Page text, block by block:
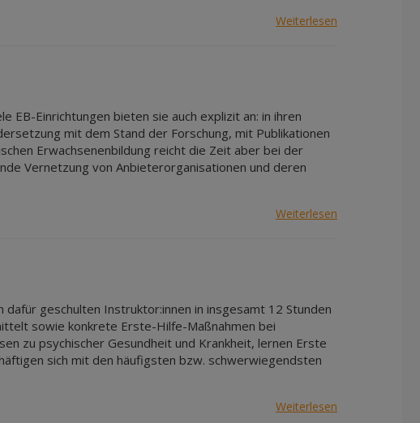
Weiterlesen
EB-Einrichtungen bieten sie auch explizit an: in ihren
mit dem Stand der Forschung, mit Publikationen
Erwachsenenbildung reicht die Zeit aber bei der
Vernetzung von Anbieterorganisationen und deren
Weiterlesen
geschulten Instruktor:innen in insgesamt 12 Stunden
sowie konkrete Erste-Hilfe-Maßnahmen bei
zu psychischer Gesundheit und Krankheit, lernen Erste
sich mit den häufigsten bzw. schwerwiegendsten
Weiterlesen